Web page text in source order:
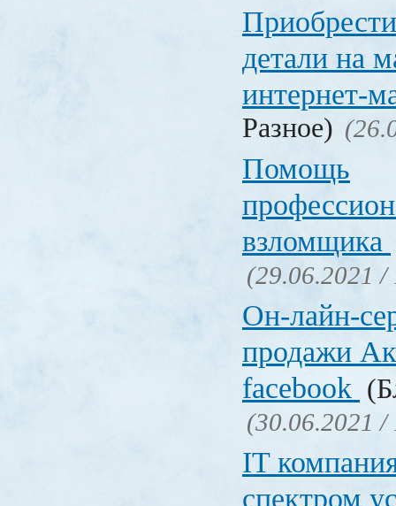
детали на
интернет-
Разное)
Помощь
взломщика
(29.06.2021 /
Он-лайн-
продажи
facebook
(30.06.2021 /
IT
спектром